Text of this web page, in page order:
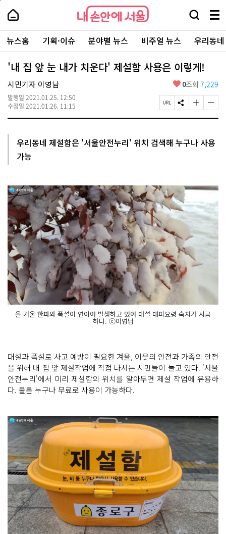
본
로
가
내
손
안
에
서
울
-
서
울
시
대
표
소
포
내
손
에
울
검
창
열
기
메
뉴
전
체
보
주
요
서
뉴스홈 기획·이슈 분야별 뉴스 비주얼 뉴스 우리동
'내 집 앞 눈 내가 치운다' 제설함 사용은 이렇게!
시민기자 이영남
발행일 2021.01.25. 12:50
수정일 2021.01.26. 11:15
좋
요
0조회 7,229
페
이
R
L
S
N
유
하
글
자
크
게
기
글
자
작
게
기
우리동네 제설함은 '서울안전누리' 위치 검색해 누구나 사용
가능
올 겨울 한파와 폭설이 연이어 발생하고 있어 대설 대피요령 숙지가 시급
하다. ⓒ이영남
대설과 폭설로 사고 예방이 필요한 겨울, 이웃의 안전과 가족의 안전
을 위해 내 집 앞 제설작업에 직접 나서는 시민들이 늘고 있다. '서울
안전누리'에서 미리 제설함의 위치를 알아두면 제설 작업에 유용하
다. 물론 누구나 무료로 사용이 가능하다.
페
상
단
로